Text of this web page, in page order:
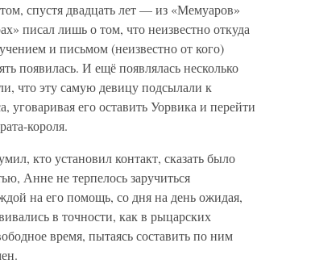
спустя двадцать лет — из «Мемуаров»
писал лишь о том, что неизвестно откуда
и письмом (неизвестно от кого)
появилась. И ещё появлялась несколько
что эту самую девицу подсылали к
уговаривая его оставить Уорвика и перейти
короля.
кто установил контакт, сказать было
Анне не терпелось заручиться
на его помощь, со дня на день ожидая,
в точности, как в рыцарских
время, пытаясь составить по ним